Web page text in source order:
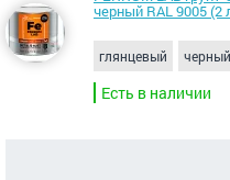
черный RAL 9005 (2
глянцевый
Есть в наличии